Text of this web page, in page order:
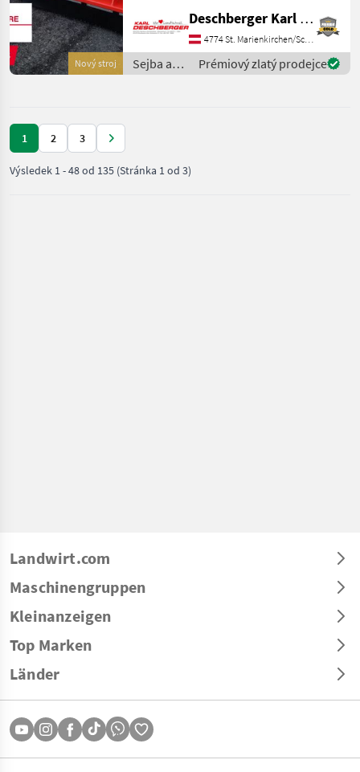
Nový stroj
NOCH MAL RUNTER
GERECHNET MIT EINEM
JUBILÄUMSBONUS SAMT
VERSCHLEIßTEILPAKET!“
Deschberger Karl Landtechnik GesmbH & Co KG
4774 St. Marienkirchen/Schärding
Sejba a
starostlivosť
Prémiový zlatý prodejce
1 2 3
Výsledek 1-48od 135 (Stránka 1 od 3)
Landwirt.com
Maschinengruppen
Kleinanzeigen
Top Marken
Länder